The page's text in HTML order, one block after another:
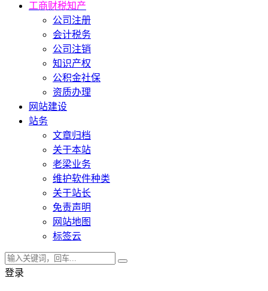
工商财税知产
公司注册
会计税务
公司注销
知识产权
公积金社保
资质办理
网站建设
站务
文章归档
关于本站
老梁业务
维护软件种类
关于站长
免责声明
网站地图
标签云
登录